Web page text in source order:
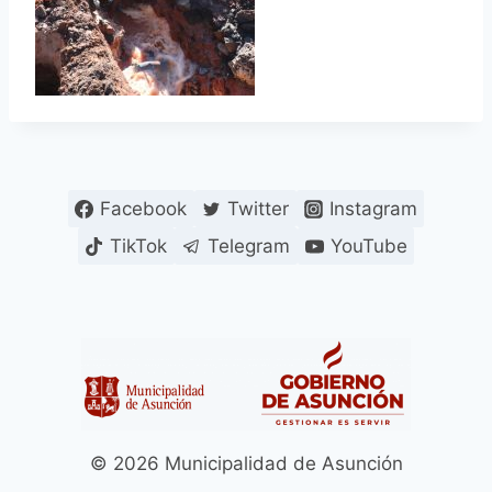
Facebook Twitter
Instagram
TikTok
Telegram YouTube
© 2026 Municipalidad de Asunción